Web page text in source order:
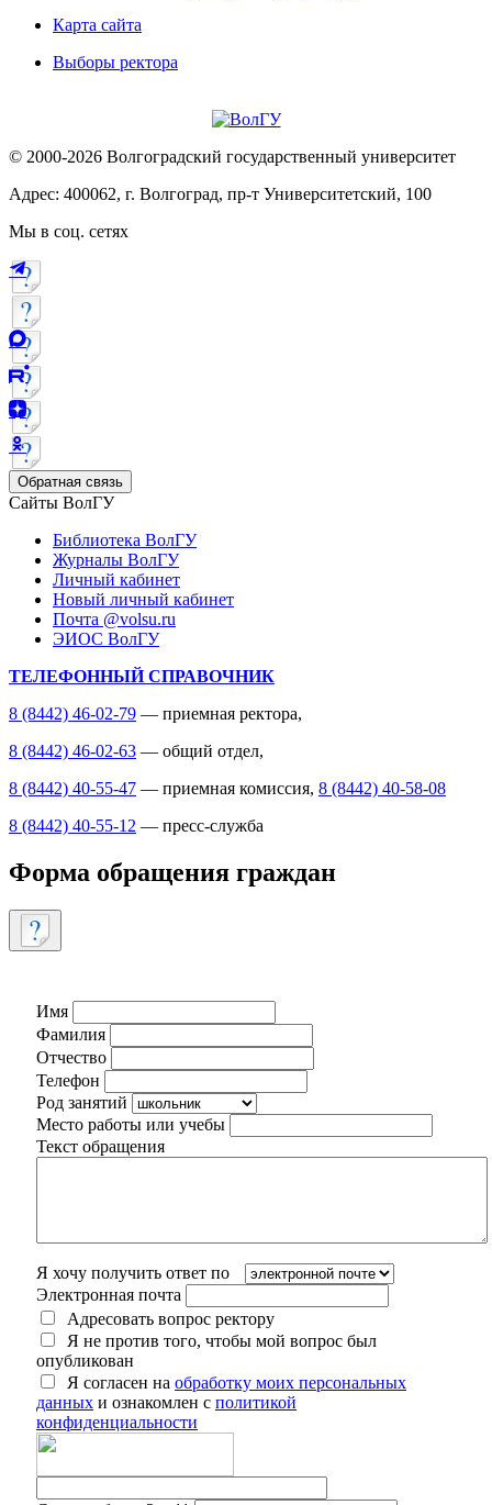
Карта сайта
Выборы ректора
© 2000-2026 Волгоградский государственный университет
Адрес: 400062, г. Волгоград, пр-т Университетский, 100
Мы в соц. сетях
Обратная связь
Сайты ВолГУ
Библиотека ВолГУ
Журналы ВолГУ
Личный кабинет
Новый личный кабинет
Почта @volsu.ru
ЭИОС ВолГУ
ТЕЛЕФОННЫЙ СПРАВОЧНИК
8 (8442) 46-02-79 — приемная ректора,
8 (8442) 46-02-63 — общий отдел,
8 (8442) 40-55-47 — приемная комиссия, 8 (8442) 40-58-08
8 (8442) 40-55-12 — пресс-служба
Форма обращения граждан
Имя
Фамилия
Отчество
Телефон
Род занятий
Место работы или учебы
Текст обращения
Я хочу получить ответ по
Электронная почта
Адресовать вопрос ректору
Я не против того, чтобы мой вопрос был
опубликован
Я согласен на обработку моих персональных
данных и ознакомлен с политикой
конфиденциальности